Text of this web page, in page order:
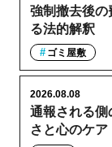
強制撤去後の
る法的解釈
ゴミ屋敷
通報される側
さと心のケア
2026.08.08